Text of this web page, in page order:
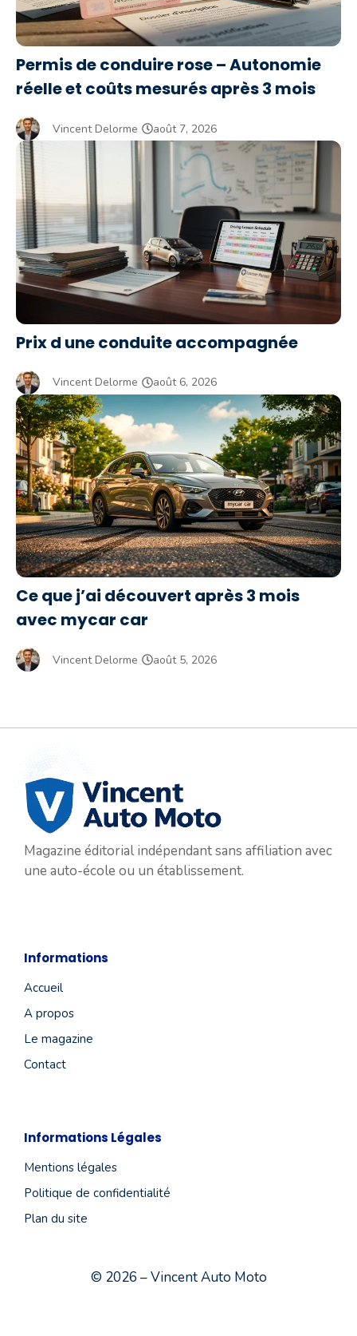
Permis de conduire rose – Autonomie
réelle et coûts mesurés après 3 mois
Vincent Delorme août 7, 2026
Prix d une conduite accompagnée
Vincent Delorme août 6, 2026
Ce que j’ai découvert après 3 mois
avec mycar car
Vincent Delorme août 5, 2026
Magazine éditorial indépendant sans affiliation avec
une auto-école ou un établissement.
Informations
Accueil
A propos
Le magazine
Contact
Informations Légales
Mentions légales
Politique de confidentialité
Plan du site
© 2026 – Vincent Auto Moto